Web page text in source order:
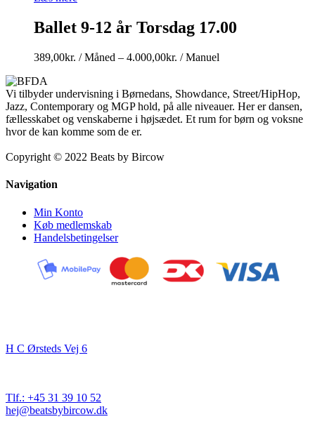
til
4.000,00kr.
Manuel
Ballet 9-12 år Torsdag 17.00
389,00kr. / Måned – 4.000,00kr. / Manuel
Måned
til
4.000,00kr.
Vi tilbyder undervisning i Børnedans, Showdance, Street/HipHop,
Jazz, Contemporary og MGP hold, på alle niveauer. Her er dansen,
fællesskabet og venskaberne i højsædet. Et rum for børn og voksne
hvor de kan komme som de er.
Copyright © 2022 Beats by Bircow
Navigation
Min Konto
Køb medlemskab
Handelsbetingelser
H C Ørsteds Vej 6
Tlf.: +45 31 39 10 52
hej@beatsbybircow.dk